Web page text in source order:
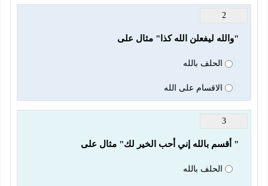
2
"والله ليفعلن الله كذا" مثال على
الحلف بالله
الاقسام على الله
3
" أقسم بالله إني أحب الخير لك" مثال على
الحلف بالله